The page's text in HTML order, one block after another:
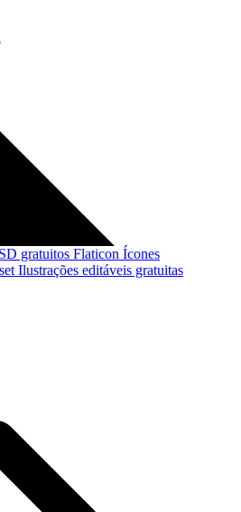
gratuitos Flaticon Ícones
Ilustrações editáveis gratuitas